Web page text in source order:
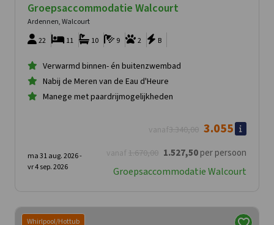
Groepsaccommodatie Walcourt
Ardennen, Walcourt
22
2
10 9 B
11
Verwarmd binnen- én buitenzwembad
Nabij de Meren van de Eau d'Heure
Manege met paardrijmogelijkheden
vanaf 1.670,00 1.527,50per persoon
vanaf3.340,00 3.055
ma 31 aug. 2026 -
vr 4 sep. 2026
Groepsaccommodatie Walcourt
Whirlpool/Hottub